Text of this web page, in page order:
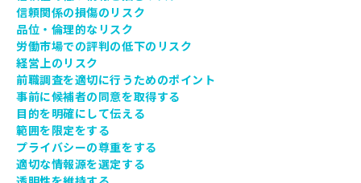
信頼関係の損傷のリスク
品位・倫理的なリスク
労働市場での評判の低下のリスク
経営上のリスク
前職調査を適切に行うためのポイント
事前に候補者の同意を取得する
目的を明確にして伝える
範囲を限定をする
プライバシーの尊重をする
適切な情報源を選定する